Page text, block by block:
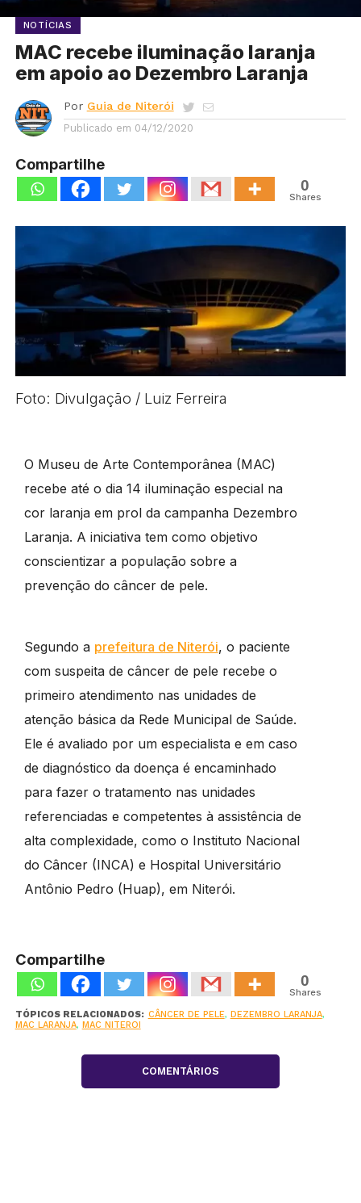
NOTÍCIAS
MAC recebe iluminação laranja
em apoio ao Dezembro Laranja
Por Guia de Niterói
Publicado em 04/12/2020
Compartilhe
0
Shares
Foto: Divulgação / Luiz Ferreira
O Museu de Arte Contemporânea (MAC)
recebe até o dia 14 iluminação especial na
cor laranja em prol da campanha Dezembro
Laranja. A iniciativa tem como objetivo
conscientizar a população sobre a
prevenção do câncer de pele.
Segundo a prefeitura de Niterói, o paciente
com suspeita de câncer de pele recebe o
primeiro atendimento nas unidades de
atenção básica da Rede Municipal de Saúde.
Ele é avaliado por um especialista e em caso
de diagnóstico da doença é encaminhado
para fazer o tratamento nas unidades
referenciadas e competentes à assistência de
alta complexidade, como o Instituto Nacional
do Câncer (INCA) e Hospital Universitário
Antônio Pedro (Huap), em Niterói.
Compartilhe
0
Shares
TÓPICOS RELACIONADOS: CÂNCER DE PELE, DEZEMBRO LARANJA,
MAC LARANJA, MAC NITEROI
COMENTÁRIOS